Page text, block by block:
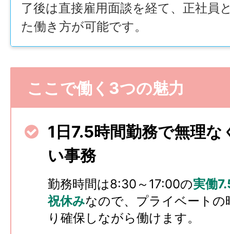
了後は直接雇用面談を経て、正社員
た働き方が可能です。
ここで働く3つの魅力
1日7.5時間勤務で無理な
い事務
勤務時間は8:30～17:00の実働
祝休みなので、プライベートの
り確保しながら働けます。